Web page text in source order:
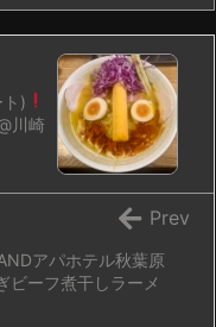
)
川崎
アパホテル秋葉原
ビーフ煮干しラーメ
Prev